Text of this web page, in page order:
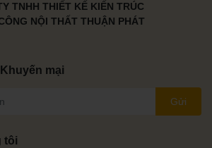
TNHH THIẾT KẾ KIẾN TRÚC
NỘI THẤT THUẬN PHÁT
mại
Gửi
tôi